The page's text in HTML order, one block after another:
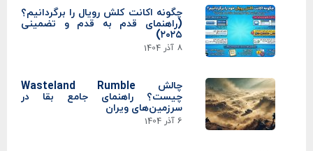
چگونه اکانت کلش رویال را برگردانیم؟
(راهنمای قدم به قدم و تضمینی
۲۰۲۵)
8 آذر 1404
چالش Wasteland Rumble
چیست؟ راهنمای جامع بقا در
سرزمین‌های ویران
6 آذر 1404